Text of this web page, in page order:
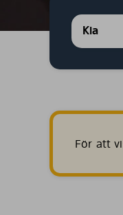
Kia
För att